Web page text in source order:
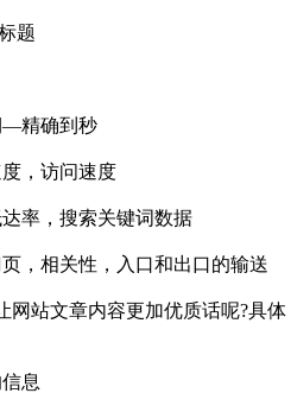
题
精确到秒
，访问速度
率，搜索关键词数据
相关性，入口和出口的输送
站文章内容更加优质话呢?具体
息